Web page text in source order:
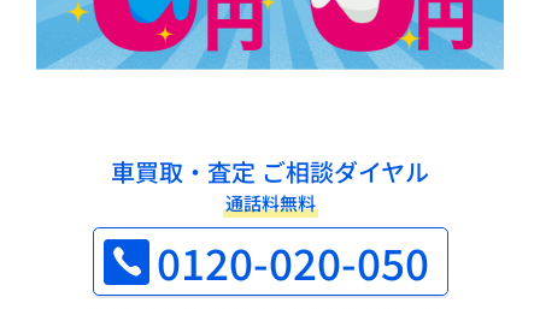
車買取・査定 ご相談ダイヤル
通話料無料
0120-020-050